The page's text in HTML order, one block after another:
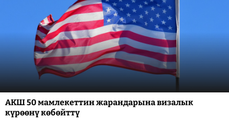
АКШ 50 мамлекеттин жарандарына визалык
күрөөнү көбөйттү